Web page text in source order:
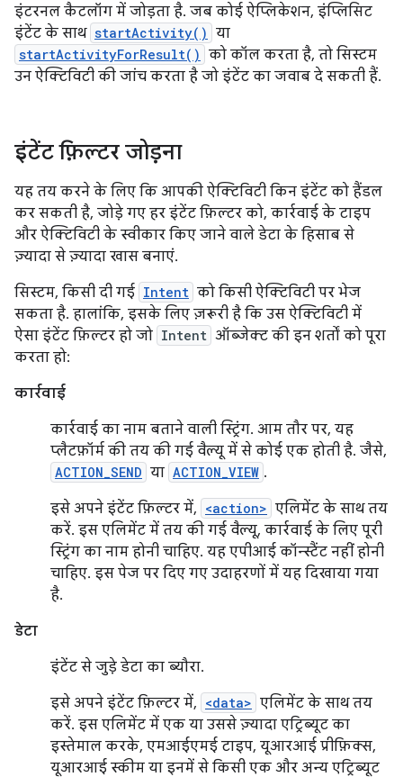
इंटरनल कैटलॉग में जोड़ता है. जब कोई ऐप्लिकेशन, इंप्लिसिट
इंटेंट के साथ startActivity() या
startActivityForResult() को कॉल करता है, तो सिस्टम
उन ऐक्टिविटी की जांच करता है जो इंटेंट का जवाब दे सकती हैं.
इंटेंट फ़िल्टर जोड़ना
यह तय करने के लिए कि आपकी ऐक्टिविटी किन इंटेंट को हैंडल
कर सकती है, जोड़े गए हर इंटेंट फ़िल्टर को, कार्रवाई के टाइप
और ऐक्टिविटी के स्वीकार किए जाने वाले डेटा के हिसाब से
ज़्यादा से ज़्यादा खास बनाएं.
सिस्टम, किसी दी गई Intent को किसी ऐक्टिविटी पर भेज
सकता है. हालांकि, इसके लिए ज़रूरी है कि उस ऐक्टिविटी में
ऐसा इंटेंट फ़िल्टर हो जो Intent ऑब्जेक्ट की इन शर्तों को पूरा
करता हो:
कार्रवाई
कार्रवाई का नाम बताने वाली स्ट्रिंग. आम तौर पर, यह
प्लैटफ़ॉर्म की तय की गई वैल्यू में से कोई एक होती है. जैसे,
ACTION_SEND या ACTION_VIEW .
इसे अपने इंटेंट फ़िल्टर में, <action> एलिमेंट के साथ तय
करें. इस एलिमेंट में तय की गई वैल्यू, कार्रवाई के लिए पूरी
स्ट्रिंग का नाम होनी चाहिए. यह एपीआई कॉन्स्टैंट नहीं होनी
चाहिए. इस पेज पर दिए गए उदाहरणों में यह दिखाया गया
है.
डेटा
इंटेंट से जुड़े डेटा का ब्यौरा.
इसे अपने इंटेंट फ़िल्टर में, <data> एलिमेंट के साथ तय
करें. इस एलिमेंट में एक या उससे ज़्यादा एट्रिब्यूट का
इस्तेमाल करके, एमआईएमई टाइप, यूआरआई प्रीफ़िक्स,
यूआरआई स्कीम या इनमें से किसी एक और अन्य एट्रिब्यूट